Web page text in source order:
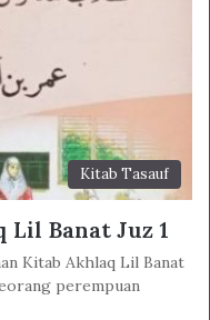
Kitab Tasauf
Lil Banat Juz 1
Kitab Akhlaq Lil Banat
perempuan